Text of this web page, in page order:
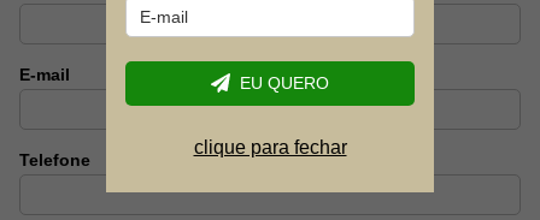
E-mail
Telefone
EU QUERO
clique para fechar